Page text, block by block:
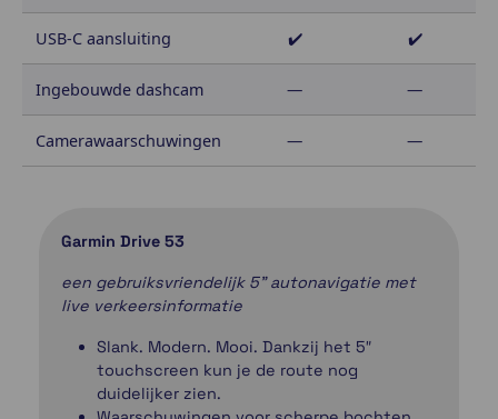
USB-C aansluiting ✔️ ✔️
Ingebouwde dashcam — —
Camerawaarschuwingen — —
Garmin Drive 53
een gebruiksvriendelijk 5" autonavigatie met
live verkeersinformatie
Slank. Modern. Mooi. Dankzij het 5″
touchscreen kun je de route nog
duidelijker zien.